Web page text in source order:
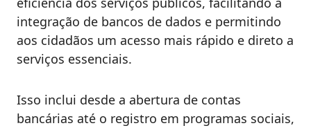
integração de bancos de dados e permitindo
aos cidadãos um acesso mais rápido e direto a
serviços essenciais.
Isso inclui desde a abertura de contas
bancárias até o registro em programas sociais,